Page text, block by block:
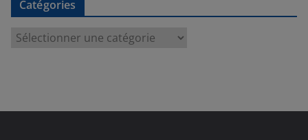
Catégories